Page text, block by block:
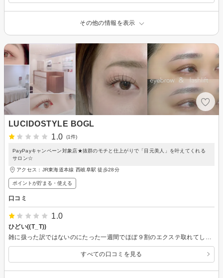
その他の情報を表示
LUCIDOSTYLE BOGL
1.0
(1件)
PayPayキャンペーン対象店★抜群のモチと仕上がりで「目元美人」を叶えてくれる
サロン☆
アクセス：JR東海道本線 西岐阜駅 徒歩28分
ポイントが貯まる・使える
口コミ
1.0
ひどい((T_T))
すべての口コミを見る